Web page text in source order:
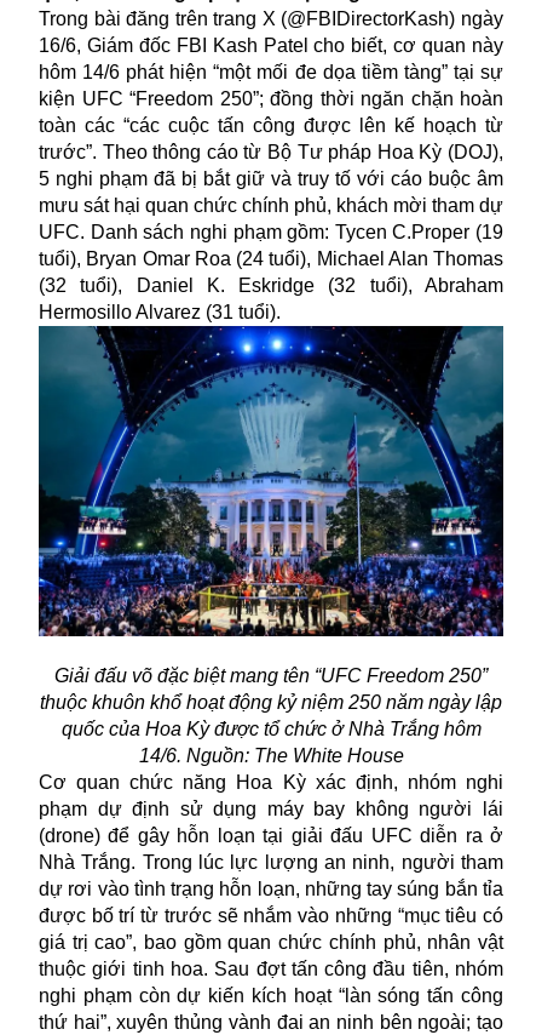
Trong bài đăng trên trang X (@FBIDirectorKash) ngày
16/6, Giám đốc FBI Kash Patel cho biết, cơ quan này
hôm 14/6 phát hiện “một mối đe dọa tiềm tàng” tại sự
kiện UFC “Freedom 250”; đồng thời ngăn chặn hoàn
toàn các “các cuộc tấn công được lên kế hoạch từ
trước”. Theo thông cáo từ Bộ Tư pháp Hoa Kỳ (DOJ),
5 nghi phạm đã bị bắt giữ và truy tố với cáo buộc âm
mưu sát hại quan chức chính phủ, khách mời tham dự
UFC. Danh sách nghi phạm gồm: Tycen C.Proper (19
tuổi), Bryan Omar Roa (24 tuổi), Michael Alan Thomas
(32 tuổi), Daniel K. Eskridge (32 tuổi), Abraham
Hermosillo Alvarez (31 tuổi).
Giải đấu võ đặc biệt mang tên “UFC Freedom 250”
thuộc khuôn khổ hoạt động kỷ niệm 250 năm ngày lập
quốc của Hoa Kỳ được tổ chức ở Nhà Trắng hôm
14/6. Nguồn: The White House
Cơ quan chức năng Hoa Kỳ xác định, nhóm nghi
phạm dự định sử dụng máy bay không người lái
(drone) để gây hỗn loạn tại giải đấu UFC diễn ra ở
Nhà Trắng. Trong lúc lực lượng an ninh, người tham
dự rơi vào tình trạng hỗn loạn, những tay súng bắn tỉa
được bố trí từ trước sẽ nhắm vào những “mục tiêu có
giá trị cao”, bao gồm quan chức chính phủ, nhân vật
thuộc giới tinh hoa. Sau đợt tấn công đầu tiên, nhóm
nghi phạm còn dự kiến kích hoạt “làn sóng tấn công
thứ hai”, xuyên thủng vành đai an ninh bên ngoài; tạo